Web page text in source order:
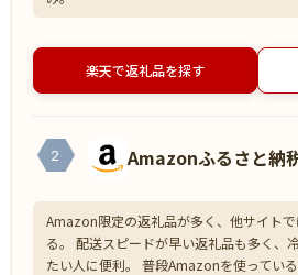
楽天で返礼品を探す
2 Amazonふるさと納
Amazon限定の返礼品が多く、他サイト
る。 配送スピードが早い返礼品も多く、
たい人に便利。 普段Amazonを使ってい